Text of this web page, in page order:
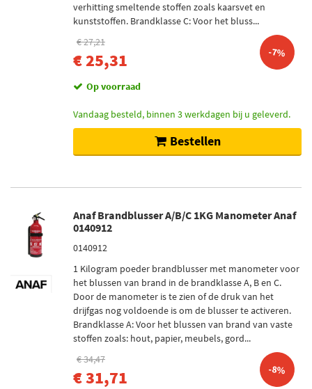
verhitting smeltende stoffen zoals kaarsvet en
kunststoffen. Brandklasse C: Voor het bluss...
€ 27,21
€ 25,31 -7%
Op voorraad
Vandaag besteld, binnen 3 werkdagen bij u geleverd.
Bestellen
Anaf Brandblusser A/B/C 1KG Manometer Anaf
0140912
0140912
1 Kilogram poeder brandblusser met manometer voor
het blussen van brand in de brandklasse A, B en C.
Door de manometer is te zien of de druk van het
drijfgas nog voldoende is om de blusser te activeren.
Brandklasse A: Voor het blussen van brand van vaste
stoffen zoals: hout, papier, meubels, gord...
€ 34,47
€ 31,71 -8%